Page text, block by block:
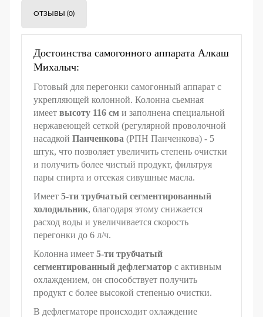
ОТЗЫВЫ (0)
Достоинства самогонного аппарата Алкаш
Михалыч:
Готовый для перегонки самогонный аппарат с
укрепляющей колонной. Колонна сьемная
имеет высоту 116 см и заполнена специальной
нержавеющей сеткой (регулярной проволочной
насадкой Панченкова (РПН Панченкова) - 5
штук, что позволяет увеличить степень очистки
и получить более чистый продукт, фильтруя
пары спирта и отсекая сивушные масла.
Имеет 5-ти трубчатый сегментированный
холодильник, благодаря этому снижается
расход воды и увеличивается скорость
перегонки до 6 л/ч.
Колонна имеет 5-ти трубчатый
сегментированный дефлегматор с активным
охлаждением, он способствует получить
продукт с более высокой степенью очистки.
В дефлегматоре происходит охлаждение